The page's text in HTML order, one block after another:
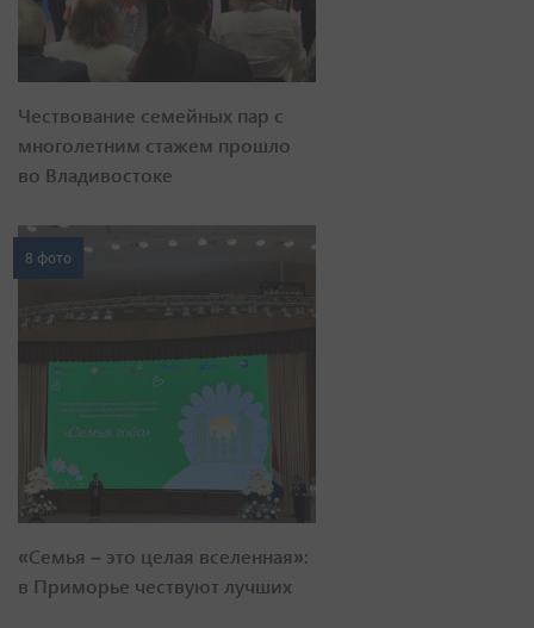
Чествование семейных пар с
многолетним стажем прошло
во Владивостоке
8 фото
«Семья – это целая вселенная»:
в Приморье чествуют лучших